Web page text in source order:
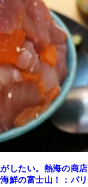
したい。熱海の商店
鮮の富士山！：パリ